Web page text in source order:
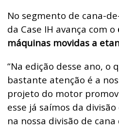
No segmento de cana-
da Case IH avança com o
máquinas movidas a
“Na edição desse ano, o
bastante atenção é a
projeto do motor
esse já saímos da
na nossa divisão de cana